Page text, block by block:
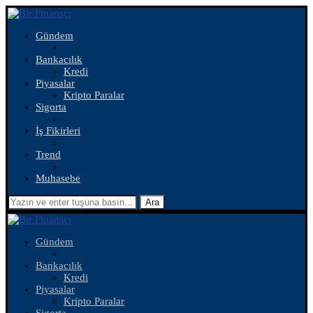
Gündem
Bankacılık
Kredi
Piyasalar
Kripto Paralar
Sigorta
İş Fikirleri
Trend
Muhasebe
Ara
Gündem
Bankacılık
Kredi
Piyasalar
Kripto Paralar